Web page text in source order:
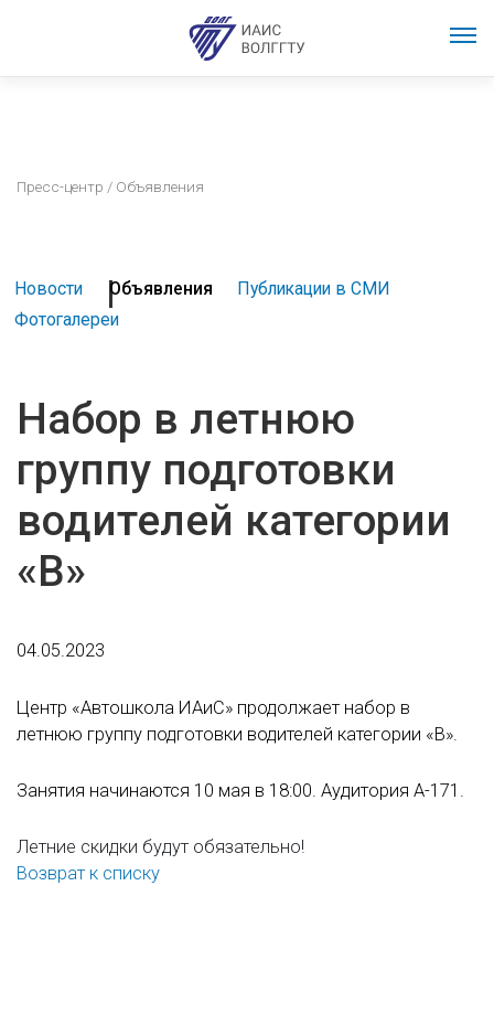
Пресс-центр / Объявления
Новости Объявления
Публикации в СМИ
Фотогалереи
Набор в летнюю
группу подготовки
водителей категории
«В»
04.05.2023
Центр «Автошкола ИАиС» продолжает набор в
летнюю группу подготовки водителей категории «В».
Занятия начинаются 10 мая в 18:00. Аудитория А-171.
Летние скидки будут обязательно!
Возврат к списку